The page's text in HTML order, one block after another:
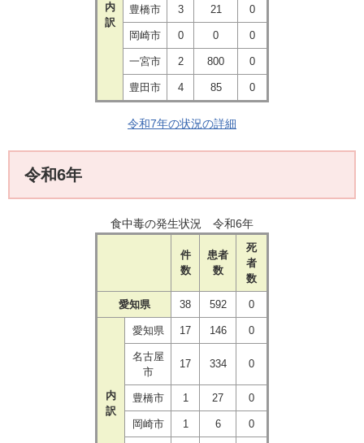
内
訳
豊橋市 3 ​21 0
岡崎市 0 ​0 0
一宮市 2 ​800 0
豊田市 4 ​85 0
令和7年の状況の詳細
令和6年
食中毒の発生状況 令和6年
件
数
患者
数
死
者
数
愛知県 38 592 0
内
訳
愛知県 17 146 0
名古屋
市
17 334 0
豊橋市 1 27 0
岡崎市 1 6 0